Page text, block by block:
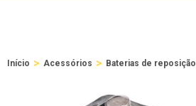
Início > Acessórios > Baterias de reposição